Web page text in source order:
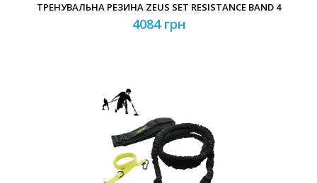
ТРЕНУВАЛЬНА РЕЗИНА ZEUS SET RESISTANCE BAND 4
4084 грн